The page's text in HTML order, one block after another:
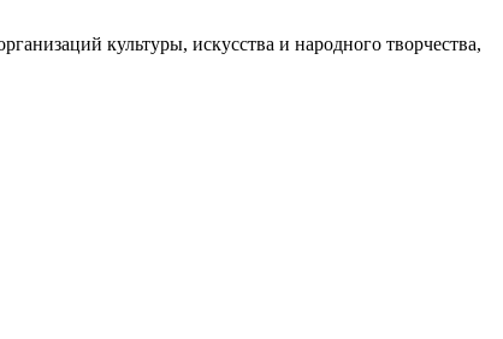
культуры, искусства и народного творчества,